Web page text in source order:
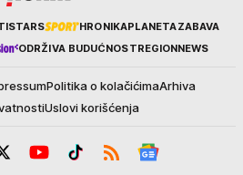
STARS HRONIKAPLANETAZABAVA
ODRŽIVA BUDUĆNOSTREGIONNEWS
Politika o kolačićimaArhiva
Uslovi korišćenja